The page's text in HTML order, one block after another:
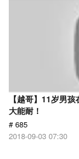
【越哥】11岁男
大能耐！
# 685
2018-09-03 07:30